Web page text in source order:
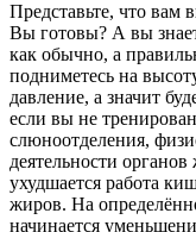
Представьте, что вам
Вы готовы? А вы
как обычно, а
подниметесь на
давление, а значит
если вы не
слюноотделения,
деятельности
ухудшается работа
жиров. На
начинается